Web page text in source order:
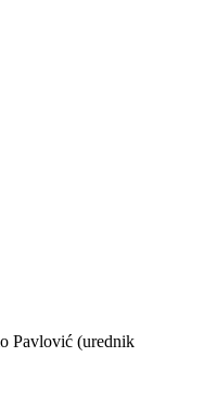
Pavlović (urednik